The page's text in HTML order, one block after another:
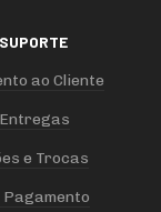
ao Cliente
e Trocas